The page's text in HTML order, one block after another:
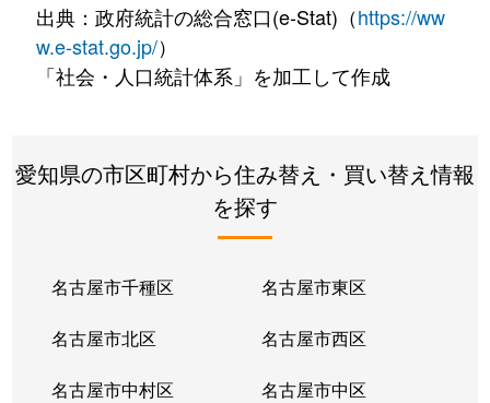
出典：政府統計の総合窓口(e-Stat)（https://ww
w.e-stat.go.jp/）
「社会・人口統計体系」を加工して作成
愛知県の市区町村から住み替え・買い替え情報
を探す
名古屋市千種区 名古屋市東区
名古屋市北区 名古屋市西区
名古屋市中村区 名古屋市中区